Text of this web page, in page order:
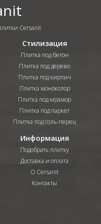
Cersanit
Стилизация
Плитка под бетон
Плитка под дерево
Плитка под кирпич
Плитка моноколор
Плитка под мрамор
Плитка под паркет
Плитка под соль-перец
Информация
Подобрать плитку
Доставка и оплата
О Cersanit
Контакты